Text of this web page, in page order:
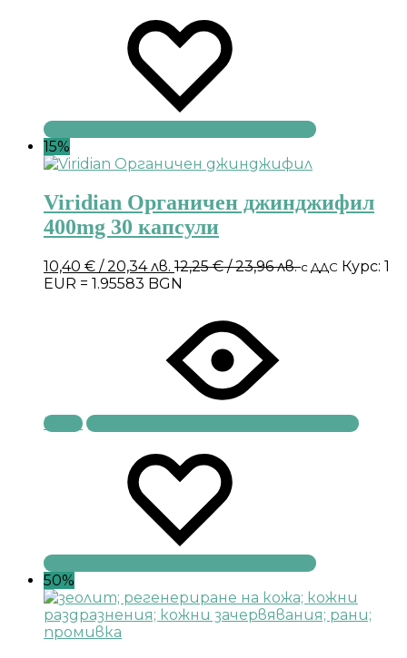
15%
Viridian Органичен джинджифил
400mg 30 капсули
10,40 € / 20,34 лв. 12,25€/ 23,96 лв.с ДДС Курс: 1
EUR = 1.95583 BGN
Купи
50%